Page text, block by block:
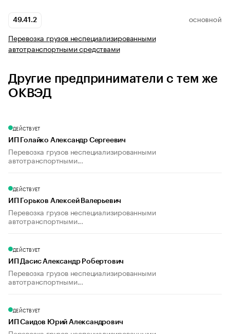
49.41.2 ОСНОВНОЙ
Перевозка грузов неспециализированными
автотранспортными средствами
Другие предприниматели с тем же
ОКВЭД
ДЕЙСТВУЕТ
ИП Голайко Александр Сергеевич
Перевозка грузов неспециализированными
автотранспортными...
ДЕЙСТВУЕТ
ИП Горьков Алексей Валерьевич
Перевозка грузов неспециализированными
автотранспортными...
ДЕЙСТВУЕТ
ИП Дасис Александр Робертович
Перевозка грузов неспециализированными
автотранспортными...
ДЕЙСТВУЕТ
ИП Саидов Юрий Александрович